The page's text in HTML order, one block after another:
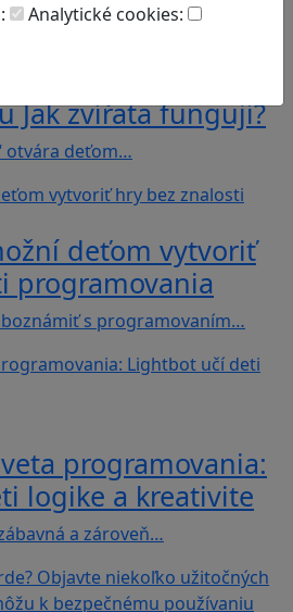
Analytické cookies:
cez
Jak zvířata fungují?
otvára deťom…
deťom vytvoriť
programovania
s programovaním…
programovania:
logike a kreativite
a zároveň…